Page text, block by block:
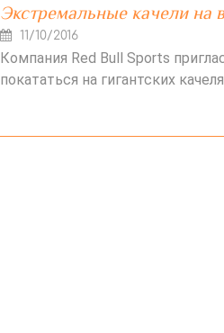
Экстремальные качели на
11/10/2016
Компания Red Bull Sports
покататься на гигантских